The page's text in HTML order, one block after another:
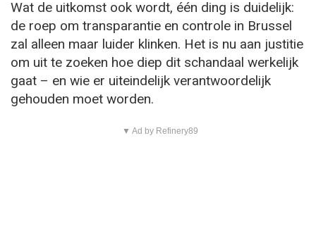
Wat de uitkomst ook wordt, één ding is duidelijk:
de roep om transparantie en controle in Brussel
zal alleen maar luider klinken. Het is nu aan justitie
om uit te zoeken hoe diep dit schandaal werkelijk
gaat – en wie er uiteindelijk verantwoordelijk
gehouden moet worden.
▼ Ad by Refinery89